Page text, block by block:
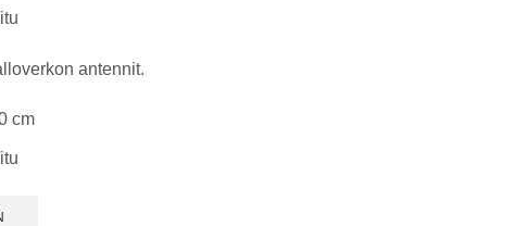
antennit.
cm